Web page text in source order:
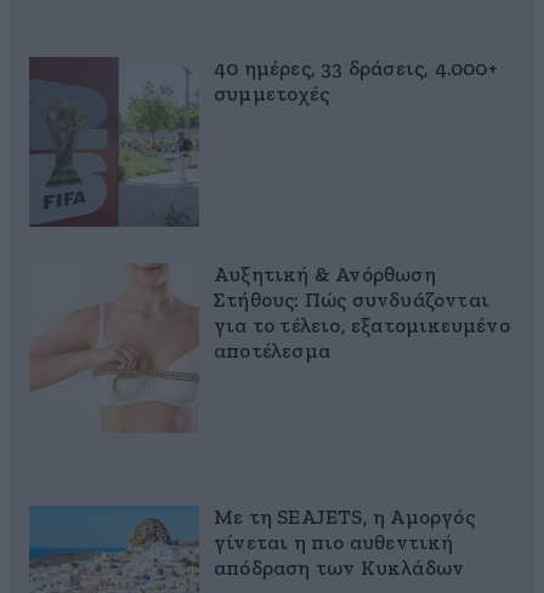
40 ημέρες, 33 δράσεις, 4.000+
συμμετοχές
Αυξητική & Ανόρθωση
Στήθους: Πώς συνδυάζονται
για το τέλειο, εξατομικευμένο
αποτέλεσμα
Με τη SEAJETS, η Αμοργός
γίνεται η πιο αυθεντική
απόδραση των Κυκλάδων